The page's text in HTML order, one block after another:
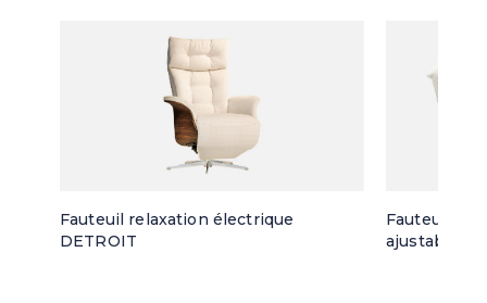
Fauteuil relaxation électrique
DETROIT
Fauteuil
ajustable